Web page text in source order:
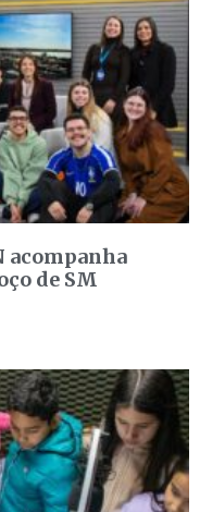
acompanha
de SM